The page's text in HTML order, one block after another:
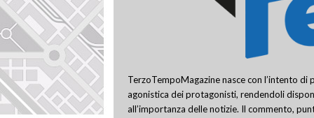
TerzoTempoMagazine nasce con l’intento
agonistica dei protagonisti, rendendoli
all’importanza delle notizie. Il commento,